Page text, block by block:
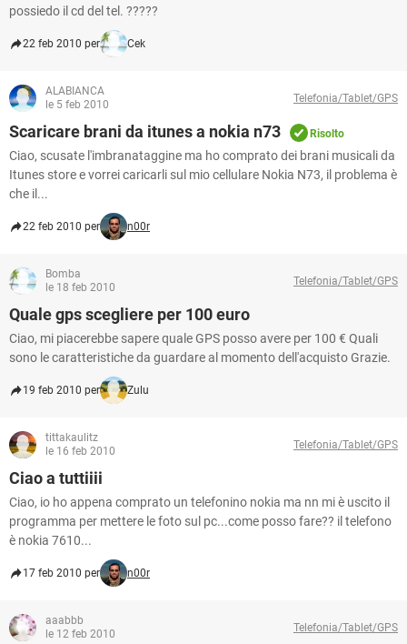
possiedo il cd del tel. ?????
22 feb 2010 per Cek
ALABIANCA
le 5 feb 2010
Telefonia/Tablet/GPS
Scaricare brani da itunes a nokia n73 Risolto
Ciao, scusate l'imbranataggine ma ho comprato dei brani musicali da
Itunes store e vorrei caricarli sul mio cellulare Nokia N73, il problema è
che il...
22 feb 2010 per n00r
Bomba
le 18 feb 2010
Telefonia/Tablet/GPS
Quale gps scegliere per 100 euro
Ciao, mi piacerebbe sapere quale GPS posso avere per 100 € Quali
sono le caratteristiche da guardare al momento dell'acquisto Grazie.
19 feb 2010 per Zulu
tittakaulitz
le 16 feb 2010
Telefonia/Tablet/GPS
Ciao a tuttiiii
Ciao, io ho appena comprato un telefonino nokia ma nn mi è uscito il
programma per mettere le foto sul pc...come posso fare?? il telefono
è nokia 7610...
17 feb 2010 per n00r
aaabbb
le 12 feb 2010
Telefonia/Tablet/GPS